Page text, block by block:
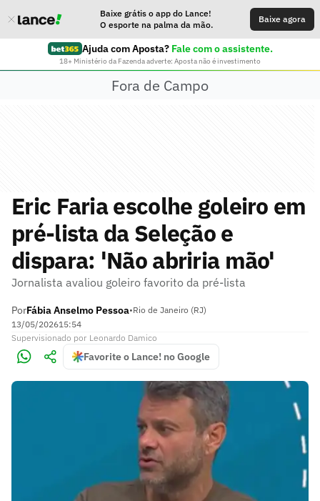
Baixe grátis o app do Lance!
O esporte na palma da mão.
Baixe agora
Ajuda com Aposta? Fale com o assistente.
18+ Ministério da Fazenda adverte: Aposta não é investimento
Fora de Campo
Eric Faria escolhe goleiro em
pré-lista da Seleção e
dispara: 'Não abriria mão'
Jornalista avaliou goleiro favorito da pré-lista
PorFábia Anselmo Pessoa•Rio de Janeiro (RJ)
13/05/202615:54
Supervisionado por Leonardo Damico
Favorite o Lance! no Google